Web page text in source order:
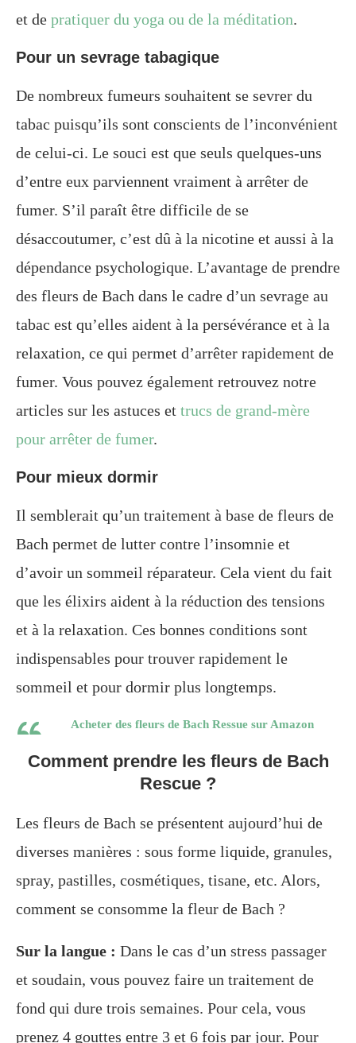
et de pratiquer du yoga ou de la méditation.
Pour un sevrage tabagique
De nombreux fumeurs souhaitent se sevrer du
tabac puisqu’ils sont conscients de l’inconvénient
de celui-ci. Le souci est que seuls quelques-uns
d’entre eux parviennent vraiment à arrêter de
fumer. S’il paraît être difficile de se
désaccoutumer, c’est dû à la nicotine et aussi à la
dépendance psychologique. L’avantage de prendre
des fleurs de Bach dans le cadre d’un sevrage au
tabac est qu’elles aident à la persévérance et à la
relaxation, ce qui permet d’arrêter rapidement de
fumer. Vous pouvez également retrouvez notre
articles sur les astuces et trucs de grand-mère
pour arrêter de fumer.
Pour mieux dormir
Il semblerait qu’un traitement à base de fleurs de
Bach permet de lutter contre l’insomnie et
d’avoir un sommeil réparateur. Cela vient du fait
que les élixirs aident à la réduction des tensions
et à la relaxation. Ces bonnes conditions sont
indispensables pour trouver rapidement le
sommeil et pour dormir plus longtemps.
Acheter des fleurs de Bach Ressue sur Amazon
Comment prendre les fleurs de Bach
Rescue ?
Les fleurs de Bach se présentent aujourd’hui de
diverses manières : sous forme liquide, granules,
spray, pastilles, cosmétiques, tisane, etc. Alors,
comment se consomme la fleur de Bach ?
Sur la langue : Dans le cas d’un stress passager
et soudain, vous pouvez faire un traitement de
fond qui dure trois semaines. Pour cela, vous
prenez 4 gouttes entre 3 et 6 fois par jour. Pour